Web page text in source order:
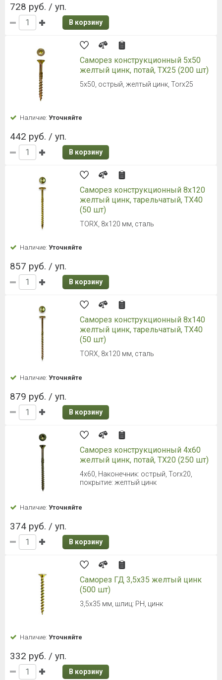
728 руб. / уп.
В корзину
Саморез конструкционный 5x50
желтый цинк, потай, TX25 (200 шт)
5x50, острый, желтый цинк, Torx25
Наличие: Уточняйте
442 руб. / уп.
В корзину
Саморез конструкционный 8х120
желтый цинк, тарельчатый, TX40
(50 шт)
TORX, 8х120 мм, сталь
Наличие: Уточняйте
857 руб. / уп.
В корзину
Саморез конструкционный 8х140
желтый цинк, тарельчатый, TX40
(50 шт)
TORX, 8х120 мм, сталь
Наличие: Уточняйте
879 руб. / уп.
В корзину
Саморез конструкционный 4x60
желтый цинк, потай, TX20 (250 шт)
4x60, Наконечник: острый, Torx20,
покрытие: желтый цинк
Наличие: Уточняйте
374 руб. / уп.
В корзину
Саморез ГД 3,5х35 желтый цинк
(500 шт)
3,5х35 мм, шлиц: PH, цинк
Наличие: Уточняйте
332 руб. / уп.
В корзину